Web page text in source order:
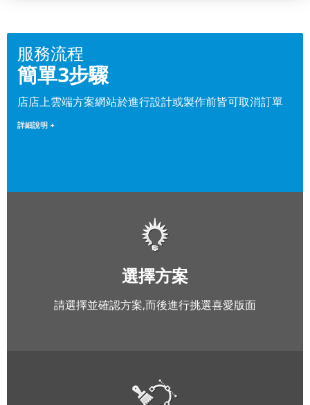
服務流程
簡單3步驟
店店上雲端方案網站於進行設計或製作前皆可取消訂單
詳細說明 +
選擇方案
請選擇並確認方案,而後進行挑選喜愛版面